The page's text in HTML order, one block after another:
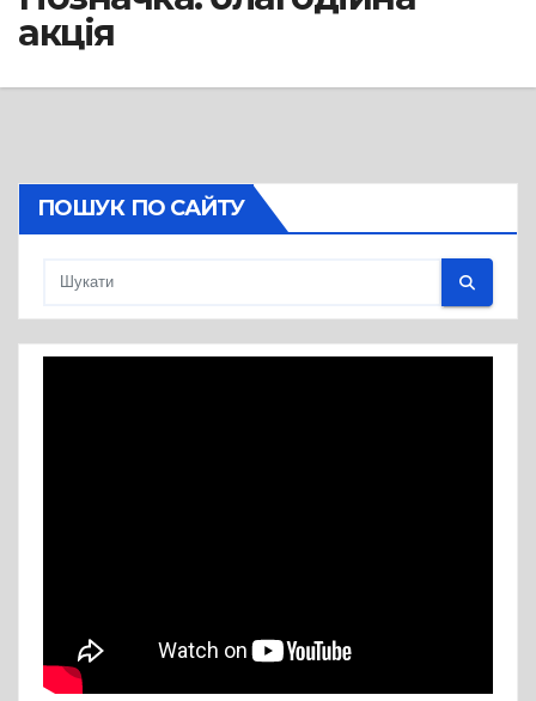
акція
ПОШУК ПО САЙТУ